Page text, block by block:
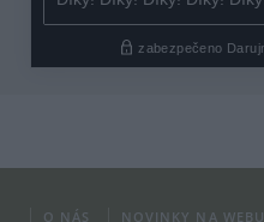
O NÁS NOVINKY NA WEBU